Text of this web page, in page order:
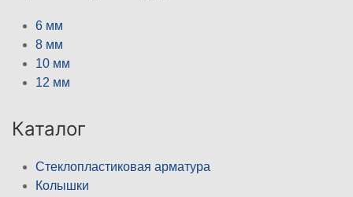
6 мм
8 мм
10 мм
12 мм
Каталог
Стеклопластиковая арматура
Колышки